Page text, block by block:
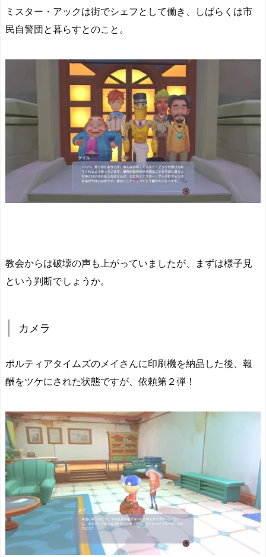
ミスター・アックは街でシェフとして働き、しばらくは市
民自警団と暮らすとのこと。
教会からは破壊の声も上がっていましたが、まずは様子見
という判断でしょうか。
カメラ
ポルティアタイムズのメイさんに印刷機を納品した後、報
酬をツケにされた状態ですが、依頼第２弾！